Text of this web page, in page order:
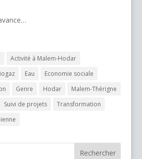
Activité à Malem-Hodar
Eau
Economie sociale
Genre Hodar
Malem-Thérigne
Suivi de projets
Transformation